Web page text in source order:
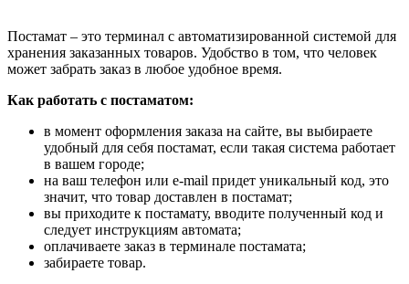
Постамат – это терминал с автоматизированной системой для
хранения заказанных товаров. Удобство в том, что человек
может забрать заказ в любое удобное время.
Как работать с постаматом:
в момент оформления заказа на сайте, вы выбираете
удобный для себя постамат, если такая система работает
в вашем городе;
на ваш телефон или e-mail придет уникальный код, это
значит, что товар доставлен в постамат;
вы приходите к постамату, вводите полученный код и
следует инструкциям автомата;
оплачиваете заказ в терминале постамата;
забираете товар.